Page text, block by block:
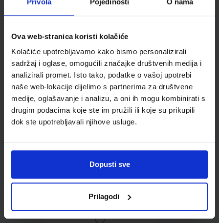
Ova web-stranica koristi kolačiće
Kolačiće upotrebljavamo kako bismo personalizirali
sadržaj i oglase, omogućili značajke društvenih medija i
analizirali promet. Isto tako, podatke o vašoj upotrebi
naše web-lokacije dijelimo s partnerima za društvene
medije, oglašavanje i analizu, a oni ih mogu kombinirati s
drugim podacima koje ste im pružili ili koje su prikupili
dok ste upotrebljavali njihove usluge.
Dopusti sve
Prilagodi
Omot PVC za školske
udžbenike; dimenzije
433x272; tip 167
0,85 €